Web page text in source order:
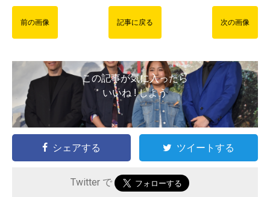
前の画像 記事に戻る 次の画像
この記事が気に入ったら
いいね ! しよう
シェアする ツイートする
Twitter で